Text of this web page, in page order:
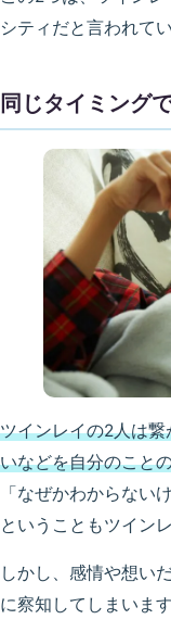
シティだと言われて
同じタイミング
ツインレイの2人は
いなどを自分のこと
「なぜかわからない
ということもツイン
しかし、感情や想い
に察知してしまいます